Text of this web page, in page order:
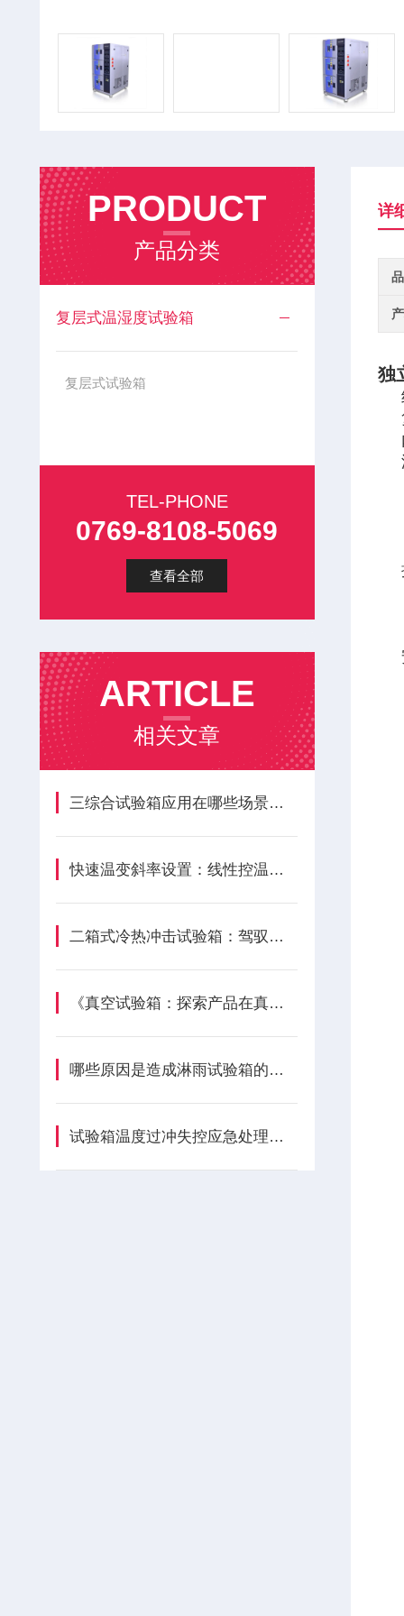
PRODUCT
产品分类
复层式温湿度试验箱
复层式试验箱
TEL-PHONE
0769-8108-5069
查看全部
ARTICLE
相关文章
三综合试验箱应用在哪些场景的？
快速温变斜率设置：线性控温编程与实操方法？
二箱式冷热冲击试验箱：驾驭温度剧变的*利器
《真空试验箱：探索产品在真空环境下的奥秘》
哪些原因是造成淋雨试验箱的漏水问题？
试验箱温度过冲失控应急处理与调试
详
独